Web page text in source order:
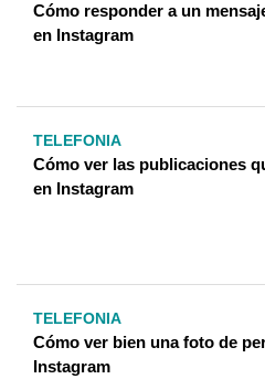
Cómo responder a un
en Instagram
TELEFONIA
Cómo ver las publicaciones
en Instagram
TELEFONIA
Cómo ver bien una foto de
Instagram